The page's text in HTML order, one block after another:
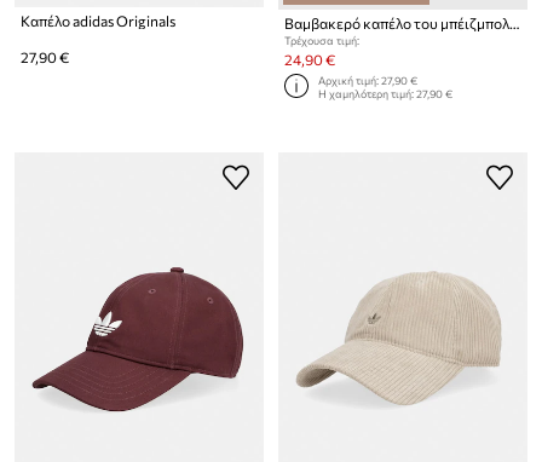
Καπέλο adidas Originals
27,90 €
Βαμβακερό καπέλο του μπέιζμπολ adidas Originals Premium Essentials Dad Cap
Τρέχουσα τιμή:
24,90 €
Αρχική τιμή:27,90 €
Η χαμηλότερη τιμή:27,90 €